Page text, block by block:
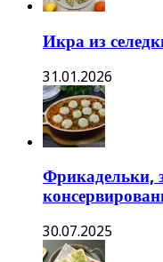
Икра из
31.01.2026
Фрикадельки,
30.07.2025